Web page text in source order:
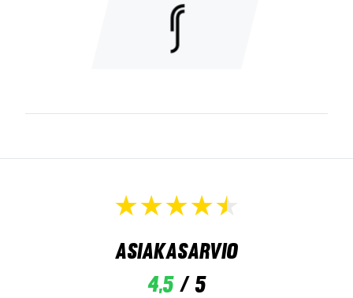
Asiakasarvio
4,5/ 5